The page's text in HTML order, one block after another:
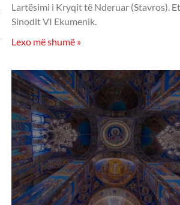
Lartësimi i Kryqit të Nderuar (Stavros).
Sinodit VI Ekumenik.
Lexo më shumë »